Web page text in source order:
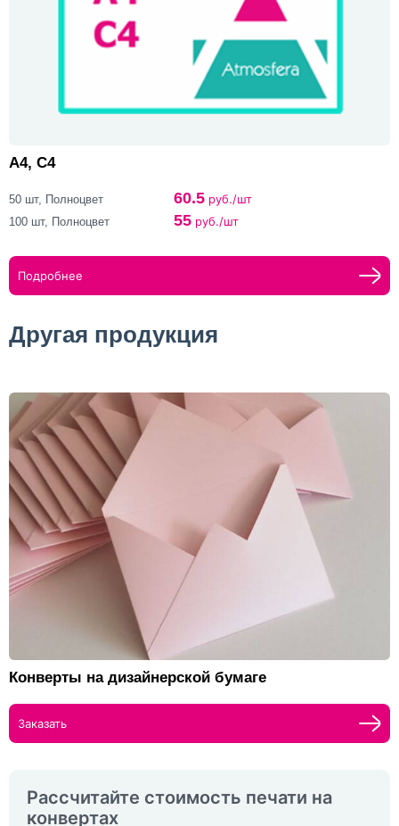
A4, C4
50 шт, Полноцвет 60.5 руб./шт
100 шт, Полноцвет 55 руб./шт
Подробнее
Другая продукция
Конверты на дизайнерской бумаге
Заказать
Рассчитайте стоимость печати на
конвертах